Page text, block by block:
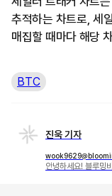
추적하는 차트로, 세
매집할 때마다 해당
BTC
진욱 기자
안녕하세요! 블루밍